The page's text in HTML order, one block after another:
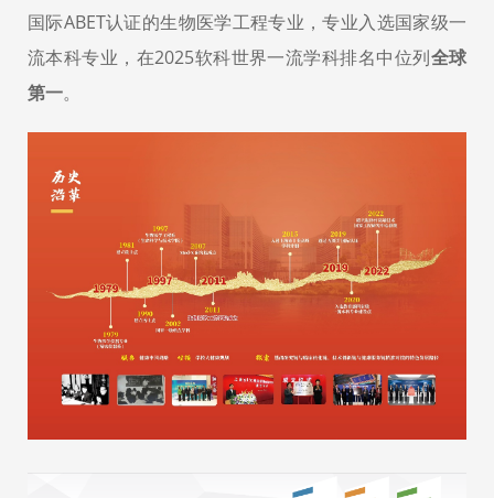
国际ABET认证的生物医学工程专业，专业入选国家级一
流本科专业，在2025软科世界一流学科排名中位列全球
第一。